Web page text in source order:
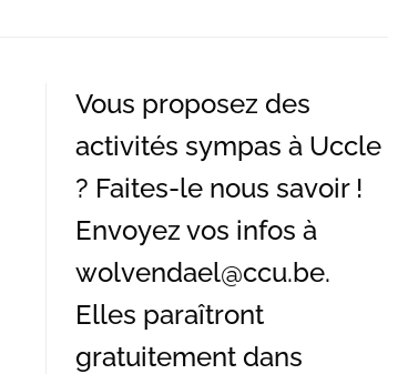
Vous proposez des
activités sympas à Uccle
? Faites-le nous savoir !
Envoyez vos infos à
wolvendael@ccu.be.
Elles paraîtront
gratuitement dans